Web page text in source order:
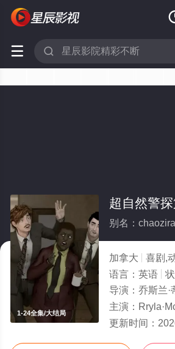
 
1-24全集/大结局
别名：
加拿大 喜剧,
语言： 英语
导演： 乔斯兰·
主演：
更新时间：